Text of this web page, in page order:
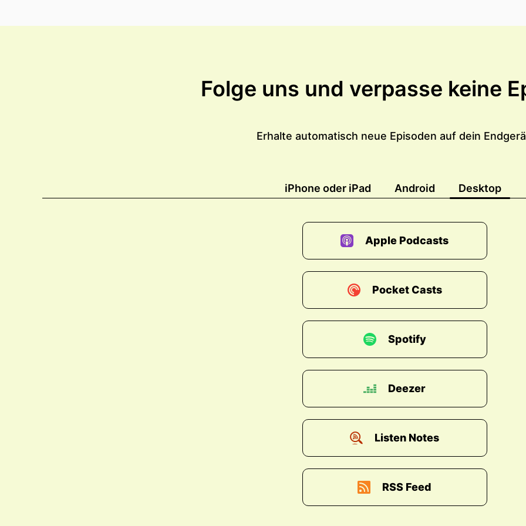
Folge uns und verpasse keine
Erhalte automatisch neue Episoden auf dein
iPhone oder iPad Android Desktop
Apple Podcasts
Pocket Casts
Spotify
Deezer
Listen Notes
RSS Feed